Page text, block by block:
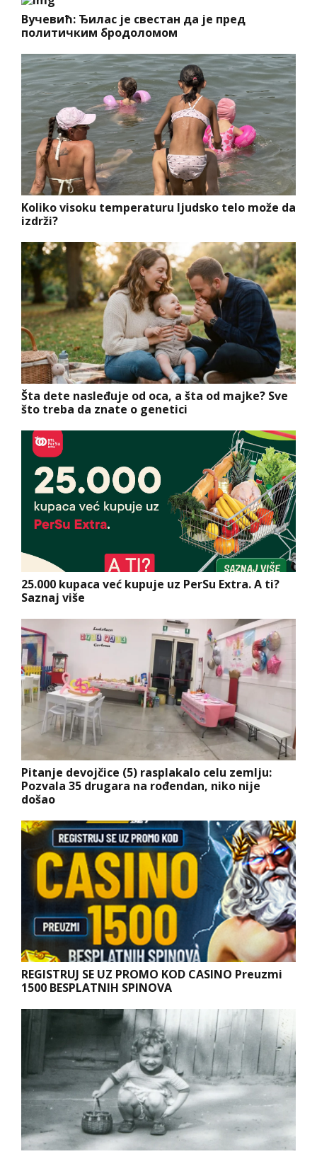
Вучевић: Ђилас је свестан да је пред
политичким бродоломом
Koliko visoku temperaturu ljudsko telo može da
izdrži?
Šta dete nasleđuje od oca, a šta od majke? Sve
što treba da znate o genetici
25.000 kupaca već kupuje uz PerSu Extra. A ti?
Saznaj više
Pitanje devojčice (5) rasplakalo celu zemlju:
Pozvala 35 drugara na rođendan, niko nije
došao
REGISTRUJ SE UZ PROMO KOD CASINO Preuzmi
1500 BESPLATNIH SPINOVA